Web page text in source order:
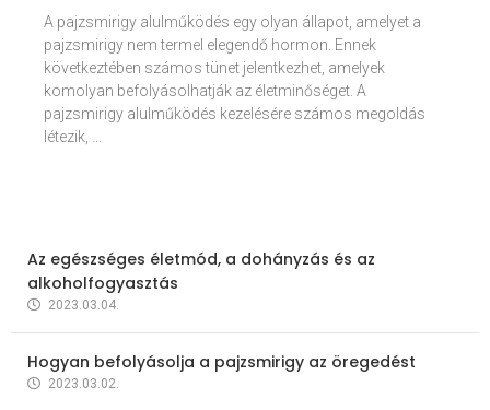
A pajzsmirigy alulműködés egy olyan állapot, amelyet a
pajzsmirigy nem termel elegendő hormon. Ennek
következtében számos tünet jelentkezhet, amelyek
komolyan befolyásolhatják az életminőséget. A
pajzsmirigy alulműködés kezelésére számos megoldás
létezik, …
Az egészséges életmód, a dohányzás és az
alkoholfogyasztás
2023.03.04.
Hogyan befolyásolja a pajzsmirigy az öregedést
2023.03.02.